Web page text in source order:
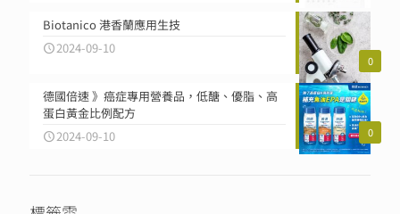
0
Biotanico 港香蘭應用生技
2024-09-10
0
德國倍速 》癌症專用營養品，低醣、優脂、高
蛋白黃金比例配方
2024-09-10